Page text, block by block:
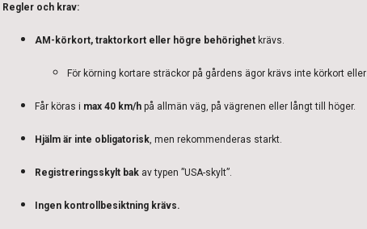
Regler och krav:
AM-körkort, traktorkort eller högre behörighet krävs.
För körning kortare sträckor på gårdens ägor krävs inte körkort
Får köras i max 40 km/h på allmän väg, på vägrenen eller långt till höger.
Hjälm är inte obligatorisk, men rekommenderas starkt.
Registreringsskylt bak av typen ”USA-skylt”.
Ingen kontrollbesiktning krävs.